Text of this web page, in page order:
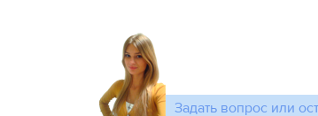
Задать вопрос или